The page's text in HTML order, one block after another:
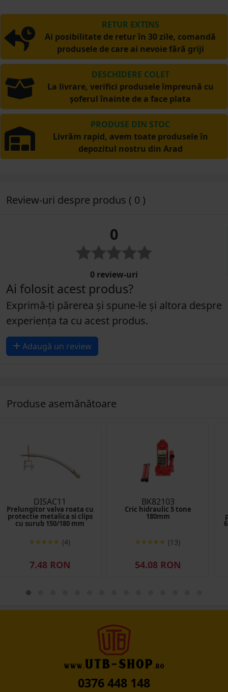
RETUR EXTINS
Ai posibilitate de retur în 30 zile, comandă
produsele de care ai nevoie fără griji
DESCHIDERE COLET
La livrare, verifici produsele împreună cu
șoferul înainte de a face plata
PRODUSE DIN STOC
Livrăm rapid, avem toate produsele în
depozitul nostru din Arad
Review-uri despre produs ( 0 )
0
0 review-uri
Ai folosit acest produs?
Exprimă-ți părerea și spune-le și altora despre
experiența ta cu acest produs.
Adaugă un review
Produse asemănătoare
DISAC11
Prelungitor valva roata cu
protectie metalica si clips
cu surub 150/180 mm
(4)
7.48 RON
BK82103
Cric hidraulic 5 tone
180mm
(13)
54.08 RON
0376 448 148